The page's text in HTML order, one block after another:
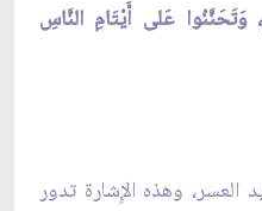
وَتَحَنَّنُوا عَلى أَيْتَامِ النَّاسِ
العسر، وهذه الإِشارة تدور